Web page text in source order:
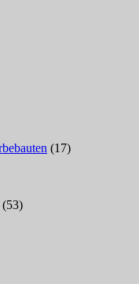
(17)
(53)